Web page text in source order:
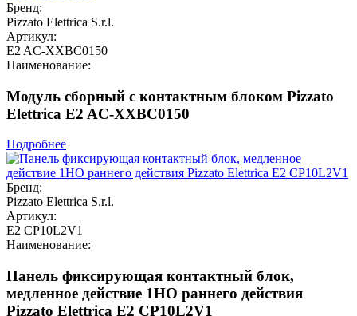
Бренд:
Pizzato Elettrica S.r.l.
Артикул:
E2 AC-XXBC0150
Наименование:
Модуль сборный с контактным блоком Pizzato
Elettrica E2 AC-XXBC0150
Подробнее
Бренд:
Pizzato Elettrica S.r.l.
Артикул:
E2 CP10L2V1
Наименование:
Панель фиксирующая контактный блок,
медленное действие 1НО раннего действия
Pizzato Elettrica E2 CP10L2V1